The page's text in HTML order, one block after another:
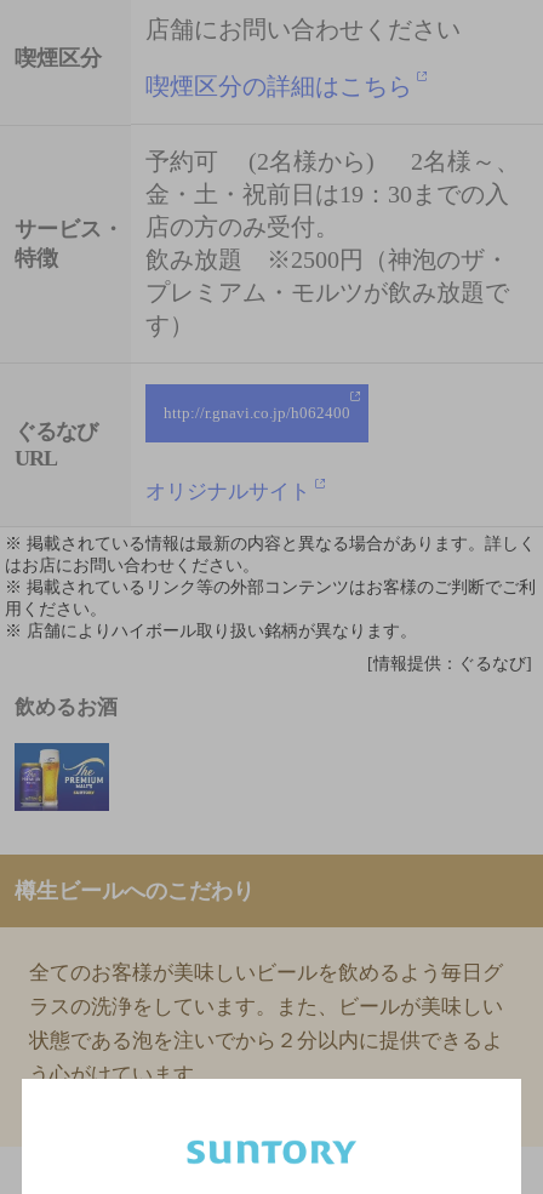
喫煙区分
店舗にお問い合わせください
喫煙区分の詳細はこちら
サービス・
特徴
予約可 (2名様から) 2名様～、
金・土・祝前日は19：30までの入
店の方のみ受付。
飲み放題 ※2500円（神泡のザ・
プレミアム・モルツが飲み放題で
す）
ぐるなび
URL
http://r.gnavi.co.jp/h062400
オリジナルサイト
※ 掲載されている情報は最新の内容と異なる場合があります。詳しく
はお店にお問い合わせください。
※ 掲載されているリンク等の外部コンテンツはお客様のご判断でご利
用ください。
※ 店舗によりハイボール取り扱い銘柄が異なります。
[情報提供：ぐるなび]
飲めるお酒
樽生ビールへのこだわり
全てのお客様が美味しいビールを飲めるよう毎日グ
ラスの洗浄をしています。また、ビールが美味しい
状態である泡を注いでから２分以内に提供できるよ
う心がけています。